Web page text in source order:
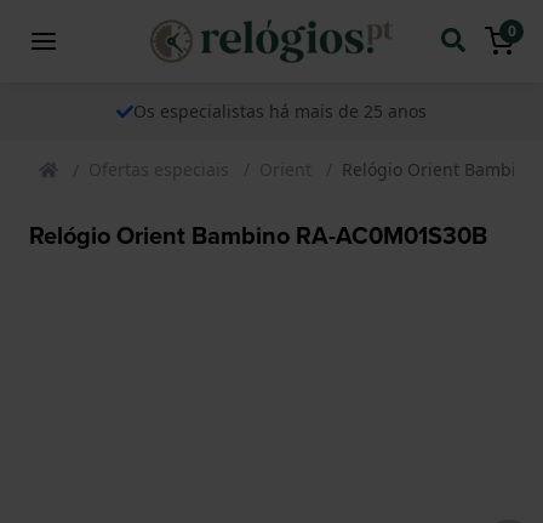
0
Os especialistas há mais de 25 anos
Ofertas especiais Orient Relógio Orient Bambino
Relógio Orient Bambino RA-AC0M01S30B